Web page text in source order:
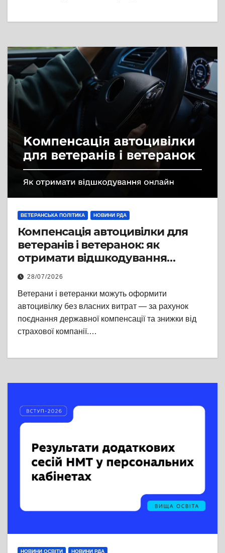
ВЕТЕРАНСЬКА ПОЛІТИКА НОВИНИ РДА
Компенсація автоцивілки для
ветеранів і ветеранок: як
отримати відшкодування
онлайн
28/07/2026
Ветерани і ветеранки можуть оформити
автоцивілку без власних витрат — за рахунок
поєднання державної компенсації та знижки від
страхової компанії.…
НОВИНИ ОСВІТИ НОВИНИ РДА